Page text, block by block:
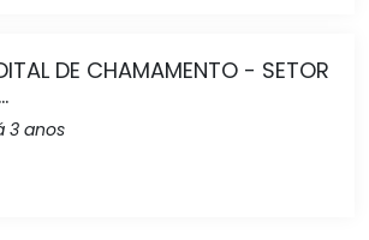
DE CHAMAMENTO - SETOR
3 anos